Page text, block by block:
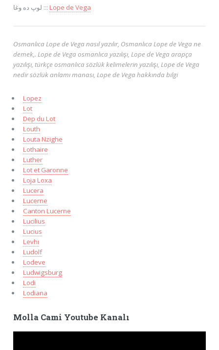
لوپ ده وغا ::: Lope de Vega
Osmanlıca Lope de Vega nasıl yazılır, Osmanlıca Lope de Vega ne
demek,. Lope de Vega osmanlıca yazılışı, Lope de Vega arapça
yazılışı, türkçe osmanlıca sözlük kelimelerin yazılışı, Lope de Vega
nedir sözlük anlamı manası, Lope de Vega hakkında bilgi
Lopez
Lot
Dep du Lot
Louth
Louta Nzighe
Lothaire
Luther
Lot et Garonne
Loja Loxa
Lucera
Lucerne
Canton Lucerne
Lucilius
Lucius
Levhı
Ludolf
Lodeve
Ludwigsburg
Lodi
Lodiana
Molla Cami Youtube Kanalı